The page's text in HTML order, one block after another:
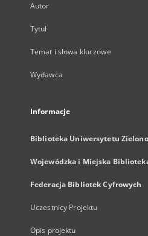
Autor
Tytuł
Temat i słowa kluczowe
Wydawca
Informacje
Biblioteka Uniwersytetu
Wojewódzka i Miejska
Federacja Bibliotek Cyfrowych
Uczestnicy Projektu
Opis projektu